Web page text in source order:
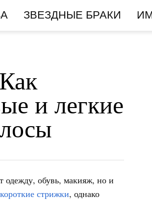
ЗВЕЗДНЫЕ БРАКИ
и легкие
одежду, обувь, макияж, но и
короткие стрижки, однако